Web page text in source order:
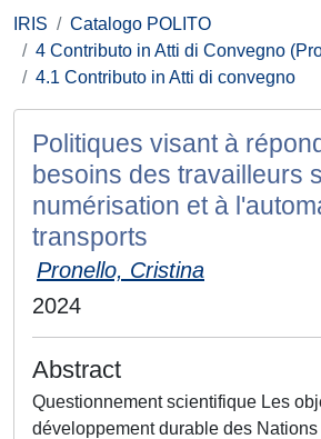
IRIS
Catalogo POLITO
4 Contributo in Atti di Convegno
4.1 Contributo in Atti di convegno
Politiques visant à
besoins des travailleurs
numérisation et à
transports
Pronello, Cristina
2024
Abstract
Questionnement scientifique Les
développement durable des